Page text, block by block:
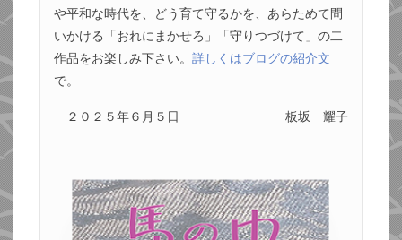
や平和な時代を、どう育て守るかを、あらためて問
いかける「おれにまかせろ」「守りつづけて」の二
作品をお楽しみ下さい。 詳しくはブログの紹介文
で。
２０２５年６月５日 板坂 耀子